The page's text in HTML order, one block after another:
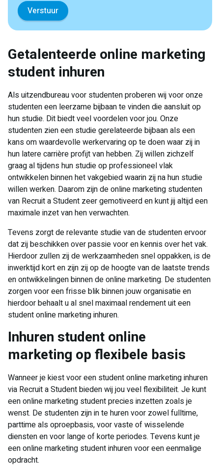
​Getalenteerde online marketing
student inhuren
Als uitzendbureau voor studenten proberen wij voor onze
studenten een leerzame bijbaan te vinden die aansluit op
hun studie. Dit biedt veel voordelen voor jou. Onze
studenten zien een studie gerelateerde bijbaan als een
kans om waardevolle werkervaring op te doen waar zij in
hun latere carrière profijt van hebben. Zij willen zichzelf
graag al tijdens hun studie op professioneel vlak
ontwikkelen binnen het vakgebied waarin zij na hun studie
willen werken. Daarom zijn de online marketing studenten
van Recruit a Student zeer gemotiveerd en kunt jij altijd een
maximale inzet van hen verwachten.
Tevens zorgt de relevante studie van de studenten ervoor
dat zij beschikken over passie voor en kennis over het vak.
Hierdoor zullen zij de werkzaamheden snel oppakken, is de
inwerktijd kort en zijn zij op de hoogte van de laatste trends
en ontwikkelingen binnen de online marketing. De studenten
zorgen voor een frisse blik binnen jouw organisatie en
hierdoor behaalt u al snel maximaal rendement uit een
student online marketing inhuren.
​Inhuren student online
marketing op flexibele basis
Wanneer je kiest voor een student online marketing inhuren
via Recruit a Student bieden wij jou veel flexibiliteit. Je kunt
een online marketing student precies inzetten zoals je
wenst. De studenten zijn in te huren voor zowel fulltime,
parttime als oproepbasis, voor vaste of wisselende
diensten en voor lange of korte periodes. Tevens kunt je
een online marketing student inhuren voor een eenmalige
opdracht.